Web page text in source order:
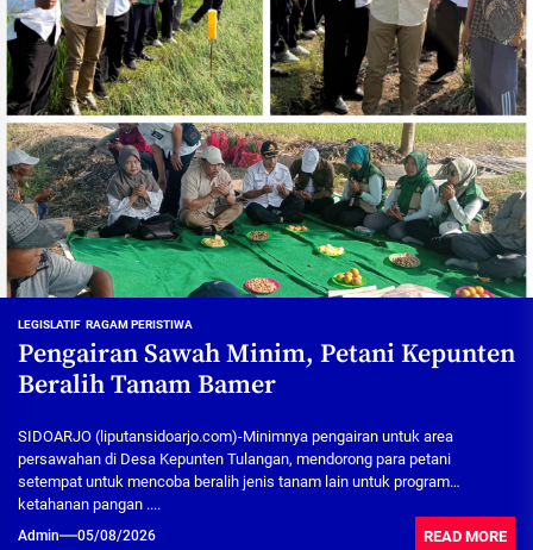
LEGISLATIF RAGAM PERISTIWA
Pengairan Sawah Minim, Petani Kepunten
Beralih Tanam Bamer
SIDOARJO (liputansidoarjo.com)-Minimnya pengairan untuk area
persawahan di Desa Kepunten Tulangan, mendorong para petani
setempat untuk mencoba beralih jenis tanam lain untuk program
ketahanan pangan ....
Admin 05/08/2026 READ MORE